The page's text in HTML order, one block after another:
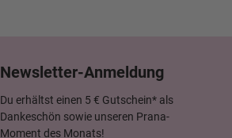
Newsletter-Anmeldung
Du erhältst einen 5 € Gutschein* als
Dankeschön sowie unseren Prana-
Moment des Monats!